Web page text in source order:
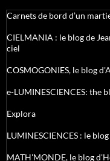
Carnets de bord d’un
CIELMANIA : le blog de
ciel
COSMOGONIES, le blog
e-LUMINESCIENCES: the
Explora
LUMINESCIENCES : le
MATH'MONDE, le blog